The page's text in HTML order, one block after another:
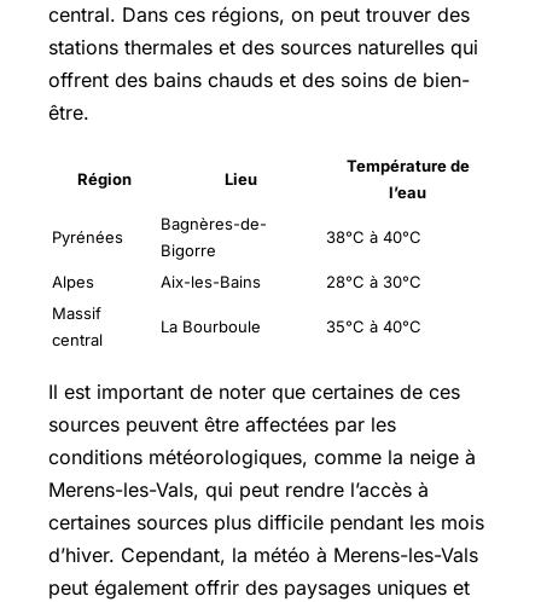
central. Dans ces régions, on peut trouver des
stations thermales et des sources naturelles qui
offrent des bains chauds et des soins de bien-
être.
Région Lieu
Température de
l’eau
Pyrénées
Bagnères-de-
Bigorre
38°C à 40°C
Alpes Aix-les-Bains
28°C à 30°C
Massif
central
La Bourboule 35°C à 40°C
Il est important de noter que certaines de ces
sources peuvent être affectées par les
conditions météorologiques, comme la neige à
Merens-les-Vals, qui peut rendre l’accès à
certaines sources plus difficile pendant les mois
d’hiver. Cependant, la météo à Merens-les-Vals
peut également offrir des paysages uniques et